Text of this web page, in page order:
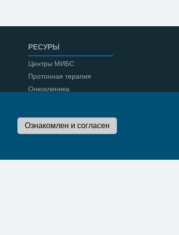
РЕСУРЫ
Центры МИБС
Протонная терапия
Онкоклиника